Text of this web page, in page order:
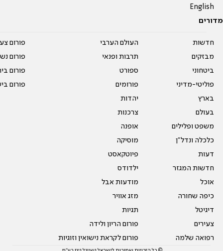
English
מדורים
חדשות
מבזקים
ביטחוני
פוליטי-מדיני
בארץ
בעולם
משפט ופלילים
כלכלה ונדל"ן
דעות
חדשות המגזר
אוכל
כיפה שחורה
דיגיטל
צעירים
רפואה שלמה
העולם הערבי
תרבות ופנאי
ספורט
פורומים
יהדות
צרכנות
אופנה
מוסיקה
פיוטקאסט
ילדודס
מודעות אבל
מזג אוויר
תגיות
פורום הריון ולידה
פורום לקראת נישואין וזוגיות
פורום
פורום
פורום
פורום